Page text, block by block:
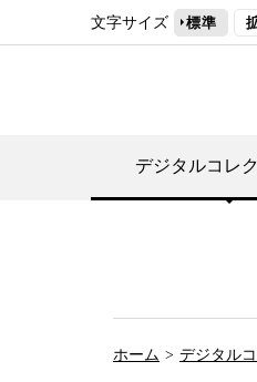
文字サイズ 標準
デジタルコレ
ホーム デジタル